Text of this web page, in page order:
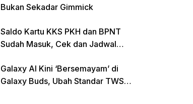
Bukan Sekadar Gimmick
Saldo Kartu KKS PKH dan BPNT
Sudah Masuk, Cek dan Jadwal
Galaxy AI Kini ‘Bersemayam’ di
Galaxy Buds, Ubah Standar TWS